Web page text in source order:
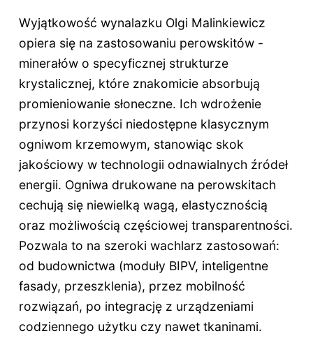
Wyjątkowość wynalazku Olgi Malinkiewicz
opiera się na zastosowaniu perowskitów -
minerałów o specyficznej strukturze
krystalicznej, które znakomicie absorbują
promieniowanie słoneczne. Ich wdrożenie
przynosi korzyści niedostępne klasycznym
ogniwom krzemowym, stanowiąc skok
jakościowy w technologii odnawialnych źródeł
energii. Ogniwa drukowane na perowskitach
cechują się niewielką wagą, elastycznością
oraz możliwością częściowej transparentności.
Pozwala to na szeroki wachlarz zastosowań:
od budownictwa (moduły BIPV, inteligentne
fasady, przeszklenia), przez mobilność
rozwiązań, po integrację z urządzeniami
codziennego użytku czy nawet tkaninami.